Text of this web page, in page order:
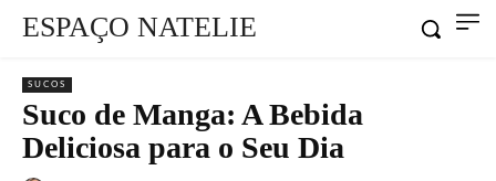
ESPAÇO NATELIE
SUCOS
Suco de Manga: A Bebida
Deliciosa para o Seu Dia